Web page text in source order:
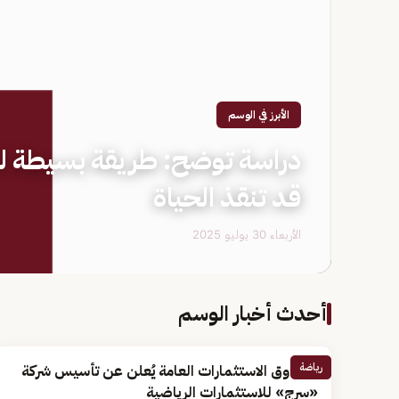
الأبرز في الوسم
قد تنقذ الحياة
الأربعاء 30 يوليو 2025
أحدث أخبار الوسم
رياضة
صندوق الاستثمارات العامة يُعلن عن تأسيس شركة
«سرج» للاستثمارات الرياضية